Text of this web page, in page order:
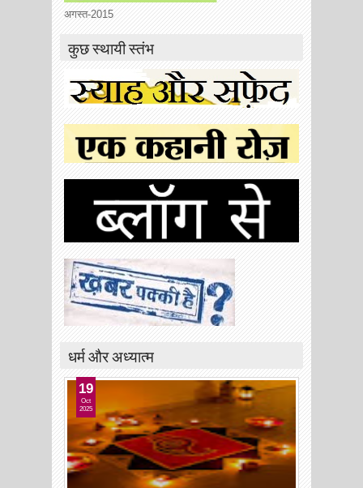
अगस्त-2015
कुछ स्थायी स्तंभ
धर्म और अध्यात्म
19
Oct
2025